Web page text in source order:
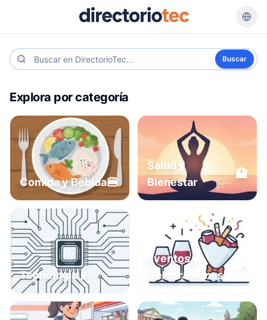
Buscar
Explora por categoría
Comida y Bebida🍔
Salud y
Bienestar
🏥
Tecnología📱
Eventos y
Celebraciones